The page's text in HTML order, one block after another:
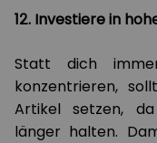
12. Investiere in
Statt dich
konzentrieren,
Artikel setzen,
länger halten.